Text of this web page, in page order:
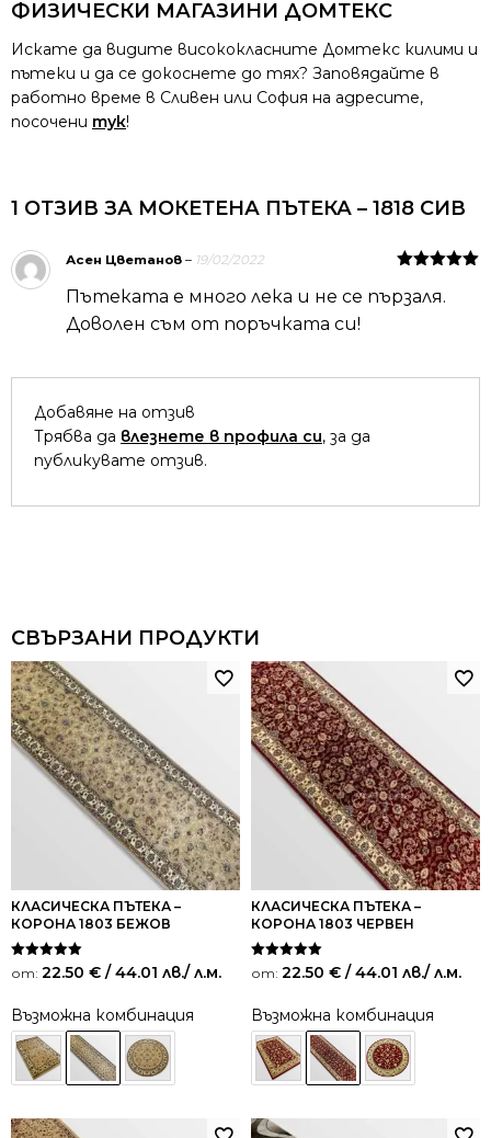
ФИЗИЧЕСКИ МАГАЗИНИ ДОМТЕКС
Искате да видите висококласните Домтекс килими и
пътеки и да се докоснете до тях? Заповядайте в
работно време в Сливен или София на адресите,
посочени тук!
1 ОТЗИВ ЗА МОКЕТЕНА ПЪТЕКА – 1818 СИВ
5от 5
Асен Цветанов – 19/02/2022
Пътеката е много лека и не се пързаля.
Доволен съм от поръчката си!
Добавяне на отзив
Трябва да влезнете в профила си, за да
публикувате отзив.
СВЪРЗАНИ ПРОДУКТИ
КЛАСИЧЕСКА ПЪТЕКА –
КОРОНА 1803 БЕЖОВ
Оценено на
5.00
от: 22.50 € / 44.01 лв./ л.м.
Възможна комбинация
КЛАСИЧЕСКА ПЪТЕКА –
КОРОНА 1803 ЧЕРВЕН
Оценено на
5.00
от: 22.50 € / 44.01 лв./ л.м.
Възможна комбинация